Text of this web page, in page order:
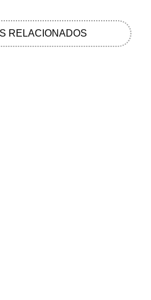
RELACIONADOS